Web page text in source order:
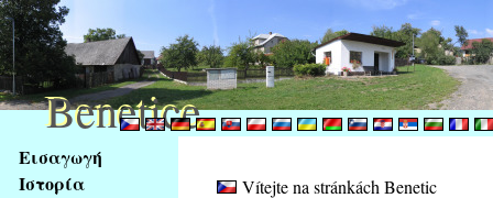
obsah
stránky
Εισαγωγή
Ιστορία
Vítejte na stránkách Benetic
Benetice
Benetice